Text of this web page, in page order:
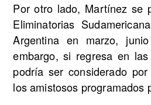
Por otro lado, Martínez se
Eliminatorias
Argentina en marzo,
embargo, si regresa en
podría ser considerado
los amistosos programados